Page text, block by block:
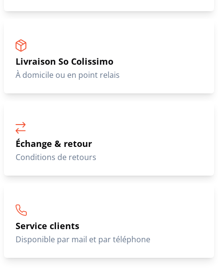
Livraison So Colissimo
À domicile ou en point relais
Échange & retour
Conditions de retours
Service clients
Disponible par mail et par téléphone